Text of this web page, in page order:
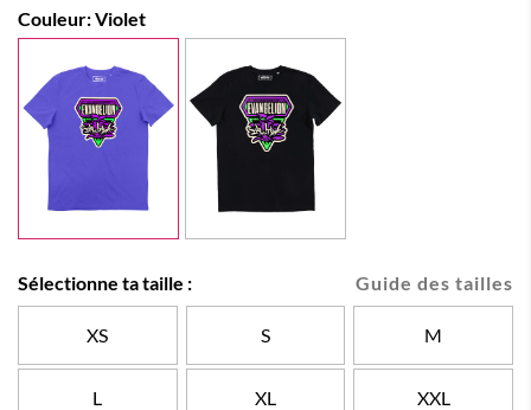
Couleur:Violet
Guide des tailles
Sélectionne ta taille :
XS S M
L XL XXL